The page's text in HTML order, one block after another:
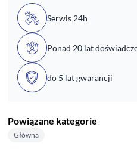
Serwis 24h
Ponad 20 lat
do 5 lat gwarancji
Powiązane kategorie
Główna